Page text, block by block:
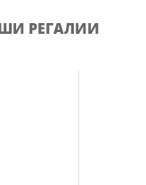
РЕГАЛИИ